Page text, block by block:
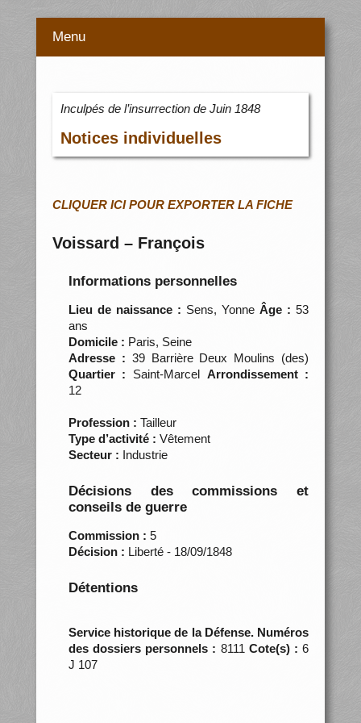
Menu
Inculpés de l’insurrection de Juin 1848
Notices individuelles
CLIQUER ICI POUR EXPORTER LA FICHE
Voissard – François
Informations personnelles
Lieu de naissance : Sens, Yonne Âge : 53
ans
Domicile : Paris, Seine
Adresse : 39 Barrière Deux Moulins (des)
Quartier : Saint-Marcel Arrondissement :
12
Profession : Tailleur
Type d’activité : Vêtement
Secteur : Industrie
Décisions des commissions et
conseils de guerre
Commission : 5
Décision : Liberté - 18/09/1848
Détentions
Service historique de la Défense. Numéros
des dossiers personnels : 8111 Cote(s) : 6
J 107